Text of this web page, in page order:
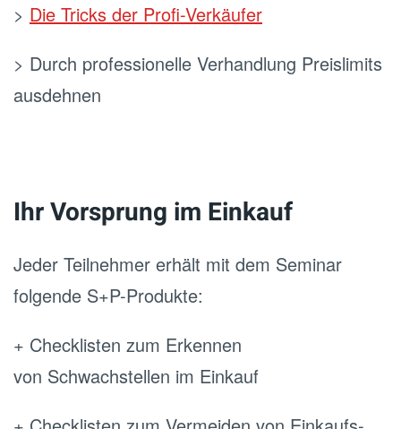
> Die Tricks der Profi-Verkäufer
> Durch professionelle Verhandlung Preislimits
ausdehnen
Ihr Vorsprung im Einkauf
Jeder Teilnehmer erhält mit dem Seminar
folgende S+P-Produkte:
+ Checklisten zum Erkennen
von Schwachstellen im Einkauf